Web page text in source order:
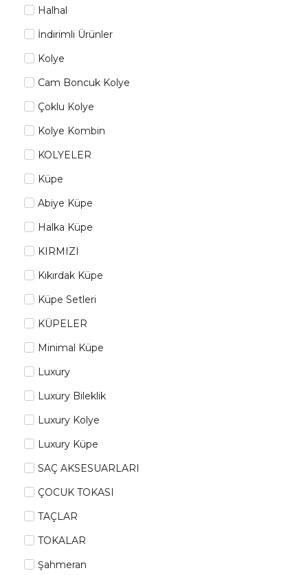
Halhal
İndirimli Ürünler
Kolye
Cam Boncuk Kolye
Çoklu Kolye
Kolye Kombin
KOLYELER
Küpe
Abiye Küpe
Halka Küpe
KIRMIZI
Kıkırdak Küpe
Küpe Setleri
KÜPELER
Minimal Küpe
Luxury
Luxury Bileklik
Luxury Kolye
Luxury Küpe
SAÇ AKSESUARLARI
ÇOCUK TOKASI
TAÇLAR
TOKALAR
Şahmeran